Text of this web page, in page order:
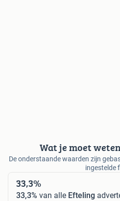
Wat je moet
De onderstaande waarden zijn
ingestelde
33,3%
33,3% van alle Efteling